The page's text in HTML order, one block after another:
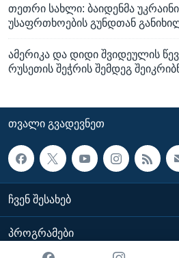
თეთრი სახლი: ბაიდენმა
უსაფრთხოების გუნდთან
ამერიკა და დიდი შვიდეულის
რუსეთის შეჭრის შემდეგ
ᲗᲕᲐᲚᲘ ᲒᲕᲐᲓᲔᲕᲜᲔᲗ
ᲩᲕᲔᲜ ᲨᲔᲡᲐᲮᲔᲑ
ᲞᲠᲝᲒᲠᲐᲛᲔᲑᲘ